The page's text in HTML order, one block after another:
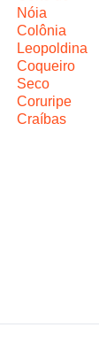
Nóia
Colônia
Leopoldina
Coqueiro
Seco
Coruripe
Craíbas